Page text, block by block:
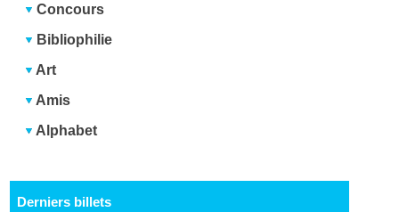
Concours
Bibliophilie
Art
Amis
Alphabet
Derniers billets